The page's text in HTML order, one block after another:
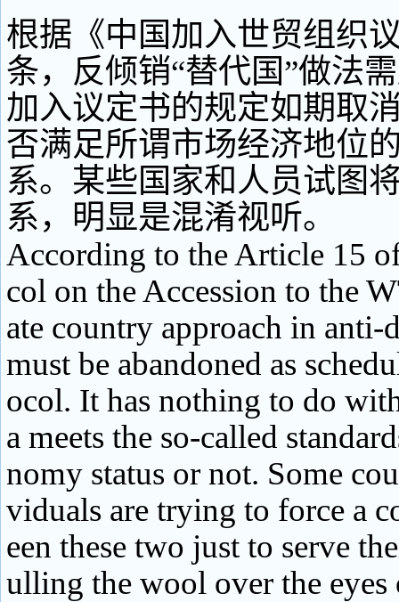
根据《中国加入世贸组织
条，反倾销“替代国”做法
加入议定书的规定如期取
否满足所谓市场经济地位
系。某些国家和人员试图
系，明显是混淆视听。
According to the Article 15
col on the Accession to the
ate country approach in anti-
must be abandoned as
ocol. It has nothing to do
a meets the so-called
nomy status or not. Some
viduals are trying to force a
een these two just to serve
ulling the wool over the